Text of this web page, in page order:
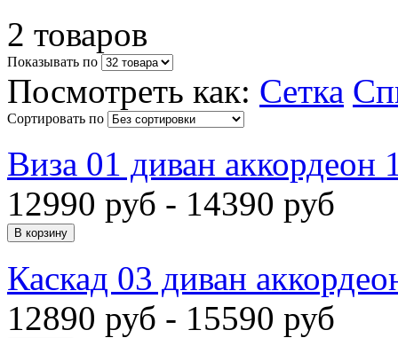
2 товаров
Показывать по
Посмотреть как: Сетка
Сортировать по
Виза 01 диван аккордеон
12990 руб - 14390 руб
Каскад 03 диван
12890 руб - 15590 руб